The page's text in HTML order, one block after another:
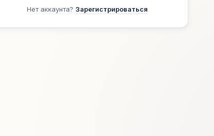
Нет аккаунта? Зарегистрироваться